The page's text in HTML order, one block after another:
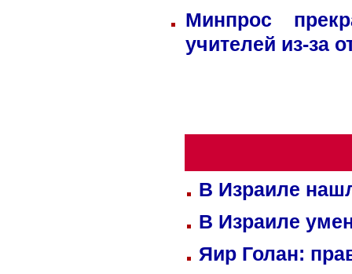
Минпрос
учителей из-за
В Израиле
В Израиле
Яир Голан: